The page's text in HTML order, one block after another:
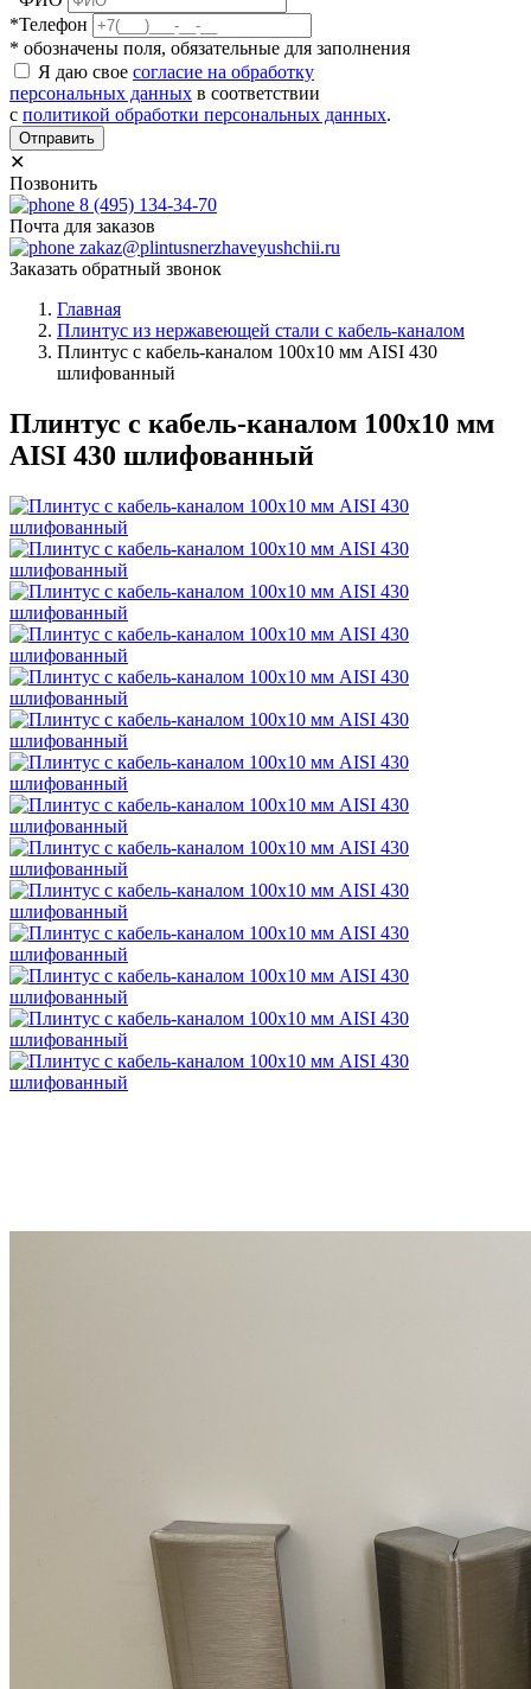
*Телефон
* обозначены поля, обязательные для заполнения
Я даю свое согласие на обработку
персональных данных в соответствии
с политикой обработки персональных данных.
Отправить
✕
Позвонить
8 (495) 134-34-70
Почта для заказов
zakaz@plintusnerzhaveyushchii.ru
Заказать обратный звонок
Главная
Плинтус из нержавеющей стали с кабель-каналом
Плинтус с кабель-каналом 100х10 мм AISI 430
шлифованный
Плинтус с кабель-каналом 100х10 мм
AISI 430 шлифованный